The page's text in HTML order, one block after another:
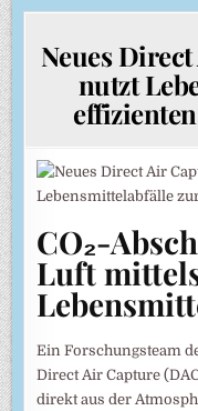
Neues
nutzt
CO₂-
Luft
Ein Forschungsteam
Direct Air Capture
direkt aus der